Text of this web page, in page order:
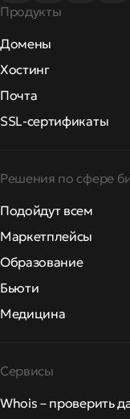
Продукты
Домены
Хостинг
Почта
SSL-сертификаты
Решения по сфере
Подойдут всем
Маркетплейсы
Образование
Бьюти
Медицина
Сервисы
Whois – проверить